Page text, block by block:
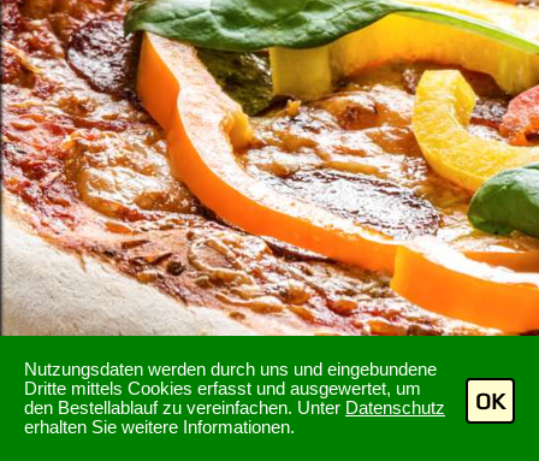
Nutzungsdaten werden durch uns und eingebundene
Dritte mittels Cookies erfasst und ausgewertet, um
den Bestellablauf zu vereinfachen. Unter Datenschutz
erhalten Sie weitere Informationen.
OK